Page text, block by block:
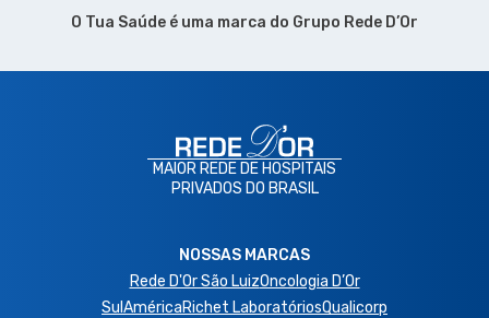
O Tua Saúde é uma marca do Grupo Rede D’Or
MAIOR REDE DE HOSPITAIS
PRIVADOS DO BRASIL
NOSSAS MARCAS
Rede D'Or São LuizOncologia D’Or
SulAméricaRichet LaboratóriosQualicorp